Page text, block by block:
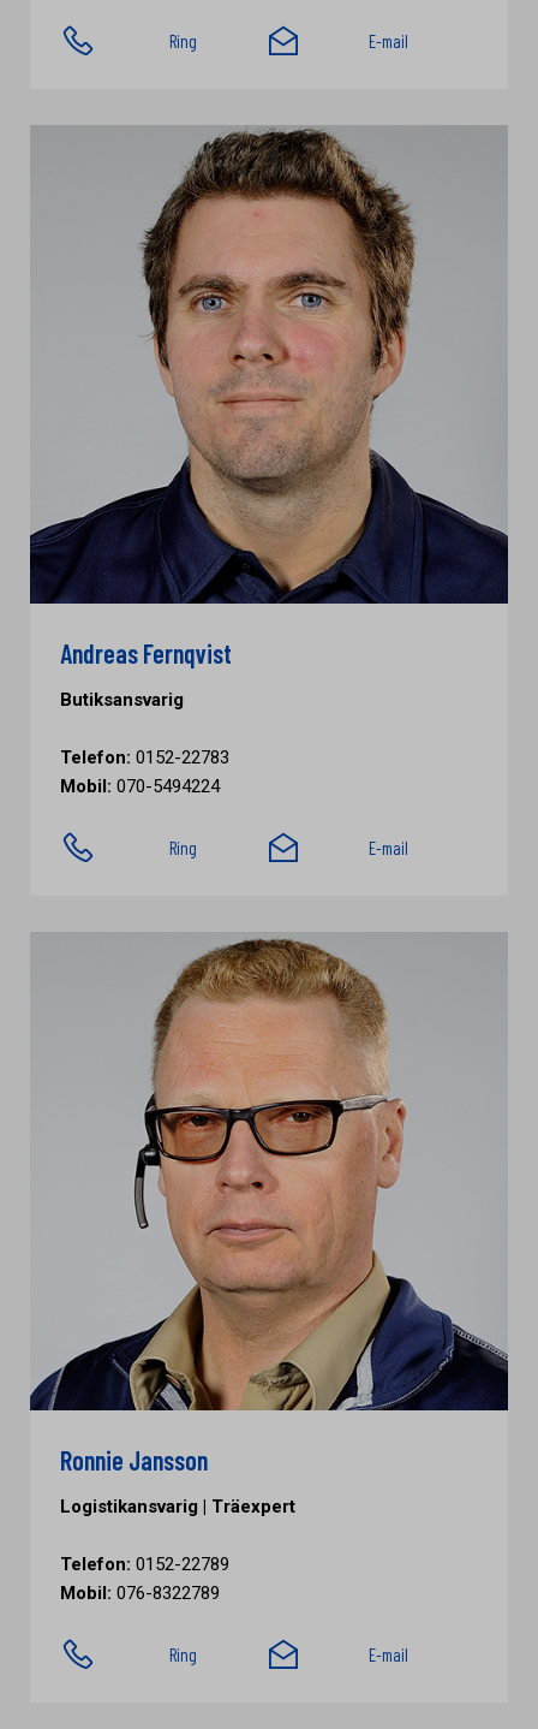
Ring E-mail
Andreas Fernqvist
Butiksansvarig
Telefon: 0152-22783
Mobil: 070-5494224
Ring E-mail
Ronnie Jansson
Logistikansvarig | Träexpert
Telefon: 0152-22789
Mobil: 076-8322789
Ring E-mail